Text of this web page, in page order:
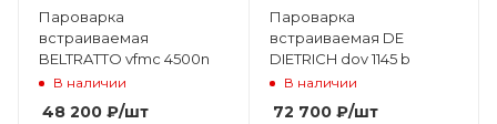
Пароварка
встраиваемая
BELTRATTO vfmc 4500n
В наличии
48 200 ₽/шт
Пароварка
встраиваемая DE
DIETRICH dov 1145 b
В наличии
72 700₽/шт